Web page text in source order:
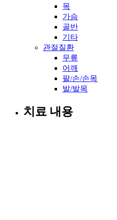
목
가슴
골반
기타
관절질환
무릎
어깨
팔/손/손목
발/발목
치료 내용